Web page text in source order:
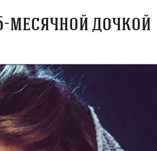
месячной дочкой